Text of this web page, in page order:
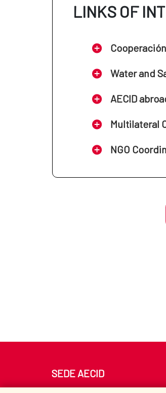
LINKS OF
Water and
AECID
Multilateral
NGO
SEDE AECID